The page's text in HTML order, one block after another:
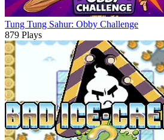
Tung Tung Sahur: Obby Challenge
879 Plays